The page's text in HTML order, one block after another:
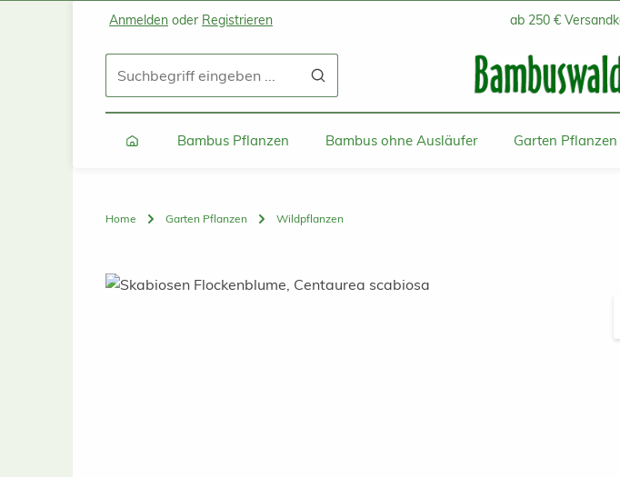
Zum Hauptinhalt springen
Zur Suche springen
Zur Hauptnavigation springen
Anmelden oder Registrieren ab 250 €
Bambus Pflanzen Bambus ohne Ausläufer Garten Pflanzen
Home Garten Pflanzen Wildpflanzen
Bildergalerie überspringen